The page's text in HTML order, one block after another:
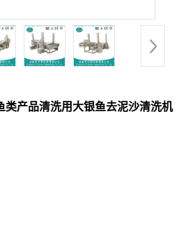
类产品清洗用大银鱼去泥沙清洗机